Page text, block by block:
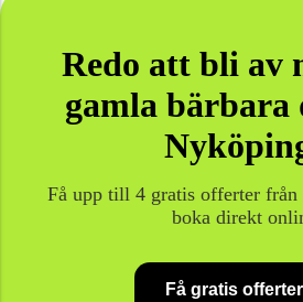
Redo att bli av
gamla bärbara
Få upp till 4 gratis offerter från
boka direkt
Få gratis